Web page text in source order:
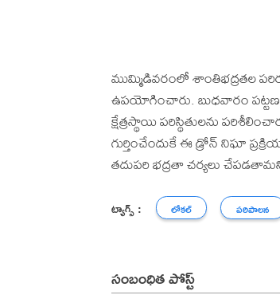
ముమ్మిడివరంలో శాంతిభద్రతల
ఉపయోగించారు. బుధవారం
క్షేత్రస్థాయి పరిస్థితులను
గుర్తించేందుకే ఈ డ్రోన్ నిఘా
తదుపరి భద్రతా చర్యలు
ట్యాగ్స్ : లోకల్ పరిపాలన
సంబంధిత పోస్ట్